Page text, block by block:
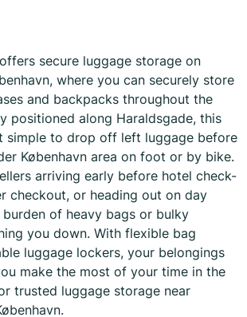
secure luggage storage on
where you can securely store
and backpacks throughout the
positioned along Haraldsgade, this
simple to drop off left luggage before
København area on foot or by bike.
arriving early before hotel check-
checkout, or heading out on day
of heavy bags or bulky
you down. With flexible bag
luggage lockers, your belongings
make the most of your time in the
trusted luggage storage near